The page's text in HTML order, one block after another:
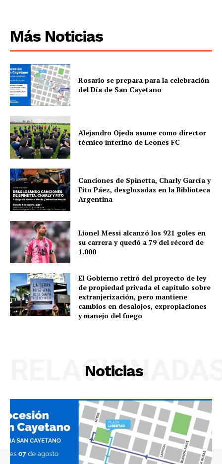
Más Noticias
Rosario se prepara para la celebración
del Día de San Cayetano
Alejandro Ojeda asume como director
técnico interino de Leones FC
Canciones de Spinetta, Charly García y
Fito Páez, desglosadas en la Biblioteca
Argentina
Lionel Messi alcanzó los 921 goles en
su carrera y quedó a 79 del récord de
1.000
El Gobierno retiró del proyecto de ley
de propiedad privada el capítulo sobre
extranjerización, pero mantiene
cambios en desalojos, expropiaciones
y manejo del fuego
Noticias